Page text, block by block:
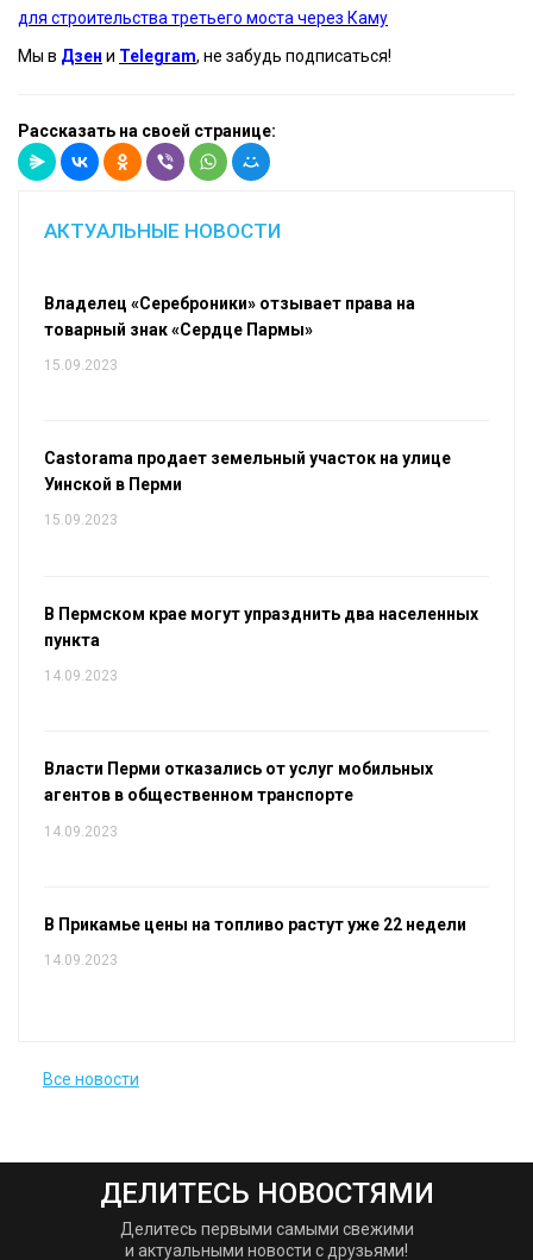
для строительства третьего моста через Каму
Мы в Дзен и Telegram, не забудь подписаться!
Рассказать на своей странице:
АКТУАЛЬНЫЕ НОВОСТИ
Владелец «Сереброники» отзывает права на
товарный знак «Сердце Пармы»
15.09.2023
Castorama продает земельный участок на улице
Уинской в Перми
15.09.2023
В Пермском крае могут упразднить два населенных
пункта
14.09.2023
Власти Перми отказались от услуг мобильных
агентов в общественном транспорте
14.09.2023
В Прикамье цены на топливо растут уже 22 недели
14.09.2023
Все новости
ДЕЛИТЕСЬ НОВОСТЯМИ
Делитесь первыми самыми свежими
и актуальными новости с друзьями!